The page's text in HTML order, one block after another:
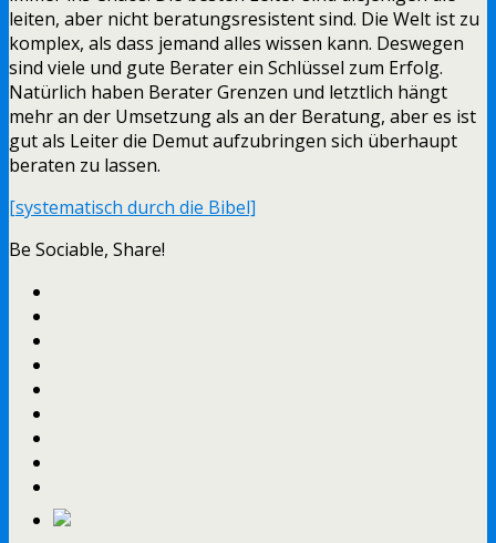
leiten, aber nicht beratungsresistent sind. Die Welt ist zu
komplex, als dass jemand alles wissen kann. Deswegen
sind viele und gute Berater ein Schlüssel zum Erfolg.
Natürlich haben Berater Grenzen und letztlich hängt
mehr an der Umsetzung als an der Beratung, aber es ist
gut als Leiter die Demut aufzubringen sich überhaupt
beraten zu lassen.
[systematisch durch die Bibel]
Be Sociable, Share!